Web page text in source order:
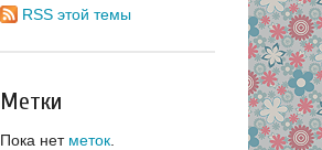
RSS этой темы
Метки
Пока нет меток